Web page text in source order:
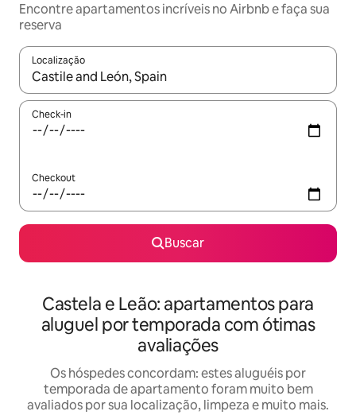
Encontre apartamentos incríveis no Airbnb e faça sua
reserva
Localização
Quando os resultados estiverem disponíveis, explore-os
Check-in
Checkout
Buscar
Castela e Leão: apartamentos para
aluguel por temporada com ótimas
avaliações
Os hóspedes concordam: estes aluguéis por
temporada de apartamento foram muito bem
avaliados por sua localização, limpeza e muito mais.